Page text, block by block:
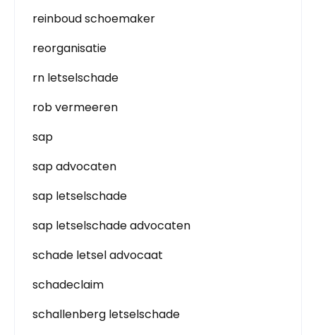
reinboud schoemaker
reorganisatie
rn letselschade
rob vermeeren
sap
sap advocaten
sap letselschade
sap letselschade advocaten
schade letsel advocaat
schadeclaim
schallenberg letselschade